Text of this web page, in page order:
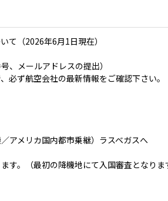
て（2026年6月1日現在）
、メールアドレスの提出）
ず航空会社の最新情報をご確認下さい。
アメリカ国内都市乗継）ラスベガスへ
。（最初の降機地にて入国審査となりま